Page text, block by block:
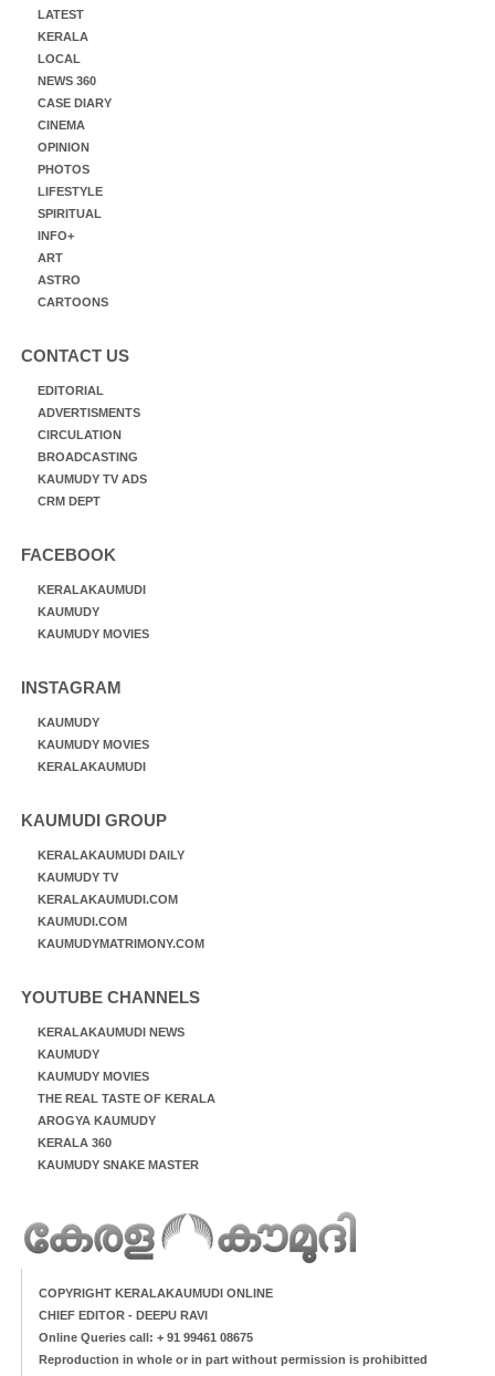
LATEST
KERALA
LOCAL
NEWS 360
CASE DIARY
CINEMA
OPINION
PHOTOS
LIFESTYLE
SPIRITUAL
INFO+
ART
ASTRO
CARTOONS
CONTACT US
EDITORIAL
ADVERTISMENTS
CIRCULATION
BROADCASTING
KAUMUDY TV ADS
CRM DEPT
FACEBOOK
KERALAKAUMUDI
KAUMUDY
KAUMUDY MOVIES
INSTAGRAM
KAUMUDY
KAUMUDY MOVIES
KERALAKAUMUDI
KAUMUDI GROUP
KERALAKAUMUDI DAILY
KAUMUDY TV
KERALAKAUMUDI.COM
KAUMUDI.COM
KAUMUDYMATRIMONY.COM
YOUTUBE CHANNELS
KERALAKAUMUDI NEWS
KAUMUDY
KAUMUDY MOVIES
THE REAL TASTE OF KERALA
AROGYA KAUMUDY
KERALA 360
KAUMUDY SNAKE MASTER
COPYRIGHT KERALAKAUMUDI ONLINE
CHIEF EDITOR - DEEPU RAVI
Online Queries call: + 91 99461 08675
Reproduction in whole or in part without permission is prohibitted